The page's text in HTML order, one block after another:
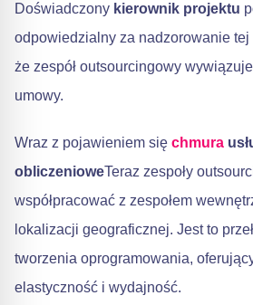
Doświadczony kierownik projektu
odpowiedzialny za nadzorowanie
że zespół outsourcingowy
umowy.
Wraz z pojawieniem się chmura
obliczenioweTeraz zespoły
współpracować z zespołem
lokalizacji geograficznej. Jest to
tworzenia oprogramowania,
elastyczność i wydajność.